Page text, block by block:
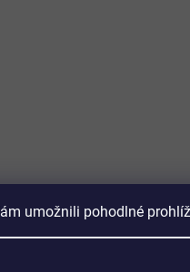
umožnili pohodlné